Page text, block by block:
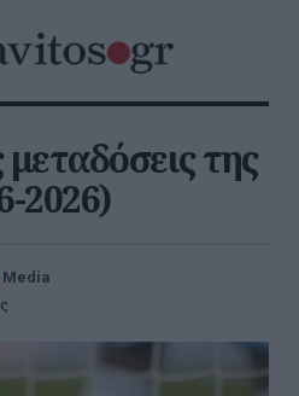
της
2026)
Media